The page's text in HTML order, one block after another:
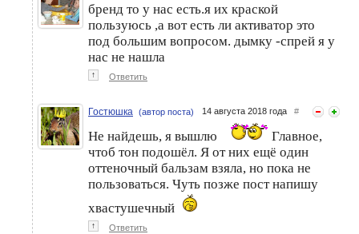
бренд то у нас есть.я их краской
пользуюсь ,а вот есть ли активатор это
под большим вопросом. дымку -спрей я у
нас не нашла
↑ Ответить
Гостюшка (автор поста) 14 августа 2018 года #
Не найдешь, я вышлю
Главное,
чтоб тон подошёл. Я от них ещё один
оттеночный бальзам взяла, но пока не
пользоваться. Чуть позже пост напишу
хвастушечный
↑ Ответить